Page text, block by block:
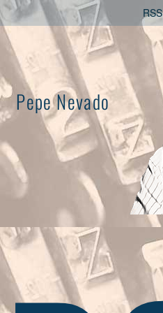
Saltar
al
contenido
RSS
Pepe Nevado